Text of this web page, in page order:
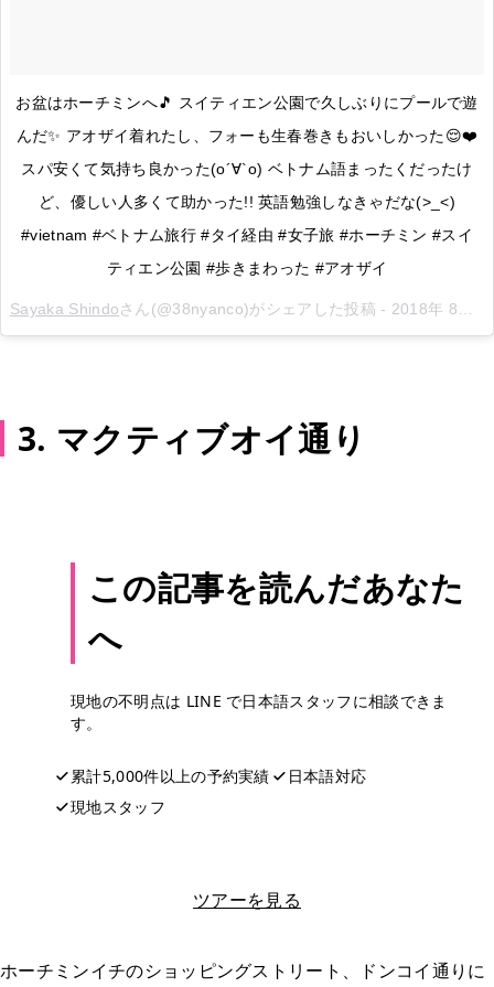
お盆はホーチミンへ🎵 スイティエン公園で久しぶりにプールで遊
んだ✨ アオザイ着れたし、フォーも生春巻きもおいしかった😌❤️
スパ安くて気持ち良かった(о´∀`о) ベトナム語まったくだったけ
ど、優しい人多くて助かった!! 英語勉強しなきゃだな(>_<)
#vietnam #ベトナム旅行 #タイ経由 #女子旅 #ホーチミン #スイ
ティエン公園 #歩きまわった #アオザイ
Sayaka Shindoさん(@38nyanco)がシェアした投稿 - 2018年 8月月15日午前5時25分PDT
3. マクティブオイ通り
この記事を読んだあなた
へ
現地の不明点は LINE で日本語スタッフに相談できま
す。
累計5,000件以上の予約実績
日本語対応
現地スタッフ
ツアーを見る
ホーチミンイチのショッピングストリート、ドンコイ通りに